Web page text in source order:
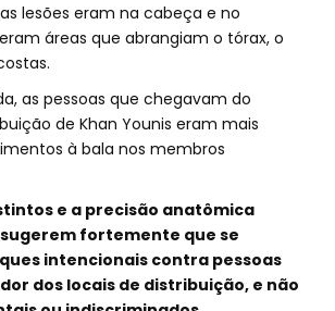
lesões eram na cabeça e no
áreas que abrangiam o tórax, o
as pessoas que chegavam do
de Khan Younis eram mais
à bala nos membros
e a precisão anatômica
sugerem fortemente que se
intencionais contra pessoas
dos locais de distribuição, e não